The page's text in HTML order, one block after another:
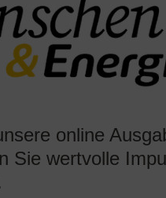
online
Sie wertvolle